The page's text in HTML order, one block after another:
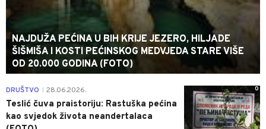
NAJDUŽA PEĆINA U BIH KRIJE JEZERO, HILJADE
ŠIŠMIŠA I KOSTI PEĆINSKOG MEDVJEDA STARE VIŠE
OD 20.000 GODINA (FOTO)
0
DRUŠTVO 28.06.2026.
Teslić čuva praistoriju: Rastuška pećina
kao svjedok života neandertalaca